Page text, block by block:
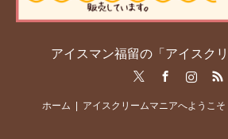
アイスマン福留の「アイスク
RSS
ホーム アイスクリームマニアへようこそ